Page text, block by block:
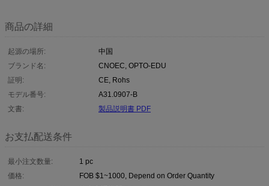
商品の詳細
起源の場所:
中国
ブランド名:
CNOEC, OPTO-EDU
証明:
CE, Rohs
モデル番号:
A31.0907-B
文書:
製品説明書 PDF
お支払配送条件
最小注文数量:
1 pc
価格:
FOB $1~1000, Depend on Order Quantity